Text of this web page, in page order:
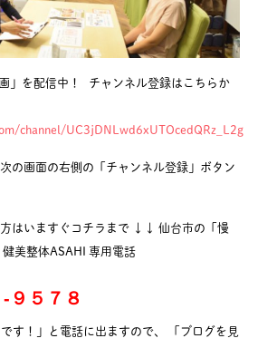
」を配信中！ チャンネル登録はこちらか
channel/UC3jDNLwd6xUTOcedQRz_L2g
の画面の右側の「チャンネル登録」ボタン
はいますぐコチラまで ↓↓ 仙台市の「慢
美整体ASAHI 専用電話
９５７８
す！」と電話に出ますので、 「ブログを見